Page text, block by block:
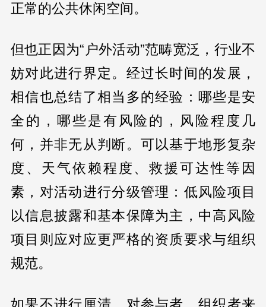
正常的公共休闲空间。
但也正因为“户外活动”范畴宽泛，行业不
妨对此进行界定。经过长时间的发展，
相信也总结了相当多的经验：哪些是安
全的，哪些是有风险的，风险程度几
何，并非无从判断。可以基于地形复杂
度、天气依赖程度、救援可达性等因
素，对活动进行分级管理：低风险项目
以信息披露和基本保障为主，中高风险
项目则应对应更严格的资质要求与组织
规范。
如果不进行厘清，对参与者、组织者来